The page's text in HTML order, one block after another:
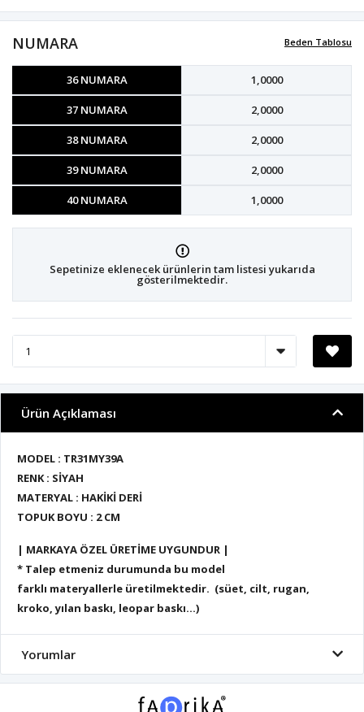
Beden Tablosu
NUMARA
36 NUMARA 1,0000
37 NUMARA 2,0000
38 NUMARA 2,0000
39 NUMARA 2,0000
40 NUMARA 1,0000
Sepetinize eklenecek ürünlerin tam listesi yukarıda
gösterilmektedir.
Ürün Açıklaması
MODEL : TR31MY39A
RENK : SİYAH
MATERYAL : HAKİKİ DERİ
TOPUK BOYU : 2 CM
| MARKAYA ÖZEL ÜRETİME UYGUNDUR |
* Talep etmeniz durumunda bu model
farklı materyallerle üretilmektedir. (süet, cilt, rugan,
kroko, yılan baskı, leopar baskı...)
Yorumlar